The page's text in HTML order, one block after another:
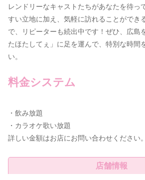
レンドリーなキャストたちがあなたを待っ
すい立地に加え、気軽に訪れることができ
で、リピーターも続出中です！ぜひ、広島
たほたしてぇ」に足を運んで、特別な時間
い。
料金システム
・飲み放題
・カラオケ歌い放題
詳しい金額はお店にお問い合わせください。
店舗情報